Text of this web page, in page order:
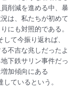
削減を進める中、暴
は、私たちが初めて
にも対照的である。
て今振り返れば、
不吉な兆しだったよ
下鉄サリン事件だっ
加傾向にある
ているという。